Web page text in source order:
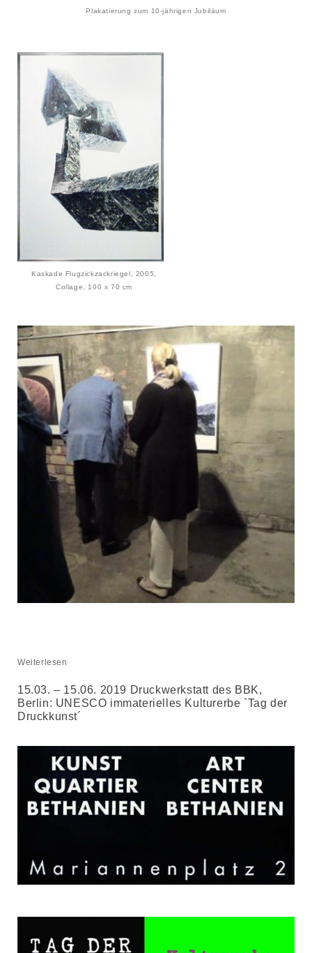
Plakatierung zum 10-jährigen Jubiläum
Kaskade Flugzickzackriegel, 2005,
Collage, 100 x 70 cm
Weiterlesen
15.03. – 15.06. 2019 Druckwerkstatt des BBK,
Berlin: UNESCO immaterielles Kulturerbe `Tag der
Druckkunst´